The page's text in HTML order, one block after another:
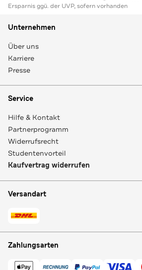
Ersparnis ggü. der UVP, sofern vorhanden
Unternehmen
Über uns
Karriere
Presse
Service
Hilfe & Kontakt
Partnerprogramm
Widerrufsrecht
Studentenvorteil
Kaufvertrag widerrufen
Versandart
Zahlungsarten